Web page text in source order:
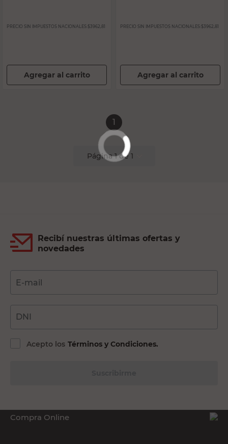
PRECIO SIN IMPUESTOS NACIONALES: $3962,81
Agregar al carrito
PRECIO SIN IMPUESTOS NACIONALES: $3962,81
Agregar al carrito
1
Página1de1
Recibí nuestras últimas ofertas y
novedades
E-mail
DNI
Acepto los Términos y Condiciones.
Compra Online